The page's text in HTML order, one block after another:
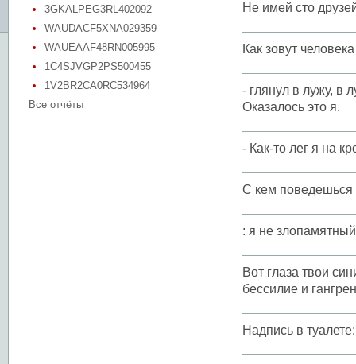
3GKALPEG3RL402092
WAUDACF5XNA029359
WAUEAAF48RN005995
1C4SJVGP2PS500455
1V2BR2CA0RC534964
Все отчёты
Не имей сто
Как зовут
- глянул в лужу, в
Оказалось это я.
- Как-то лег я на
С кем поведешься
: я не
Вот глаза твои
бессилие и
Надпись в